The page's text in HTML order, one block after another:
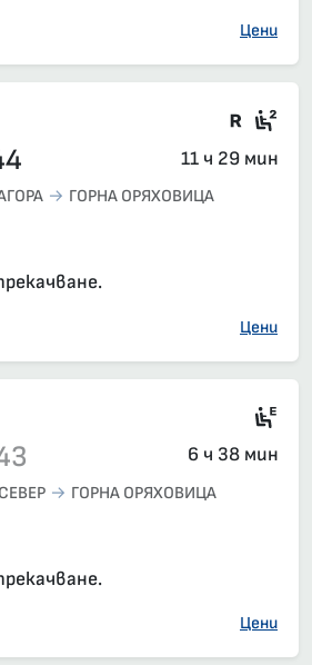
Цени
Влак
11 ч 29 мин
ГОРНА ОРЯХОВИЦА
Цени
19:43, вече е заминал
6 ч 38 мин
ГОРНА ОРЯХОВИЦА
Цени